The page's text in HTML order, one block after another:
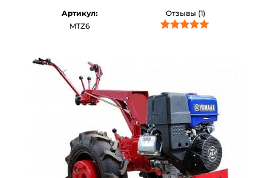
Отзывы (1)
Артикул:
MTZ6